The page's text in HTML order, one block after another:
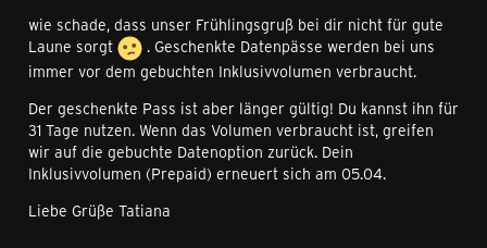
wie schade, dass unser Frühlingsgruß bei dir nicht für gute
Laune sorgt
. Geschenkte Datenpässe werden bei uns
immer vor dem gebuchten Inklusivvolumen verbraucht.
Der geschenkte Pass ist aber länger gültig! Du kannst ihn für
31 Tage nutzen. Wenn das Volumen verbraucht ist, greifen
wir auf die gebuchte Datenoption zurück. Dein
Inklusivvolumen (Prepaid) erneuert sich am 05.04.
Liebe Grüße Tatiana